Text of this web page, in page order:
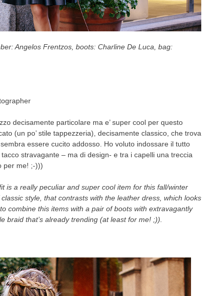
Angelos Frentzos, boots: Charline De Luca, bag:
decisamente particolare ma e’ super cool per questo
(un po’ stile tappezzeria), decisamente classico, che trova
essere cucito addosso. Ho voluto indossare il tutto
stravagante – ma di design- e tra i capelli una treccia
per me! ;-)))
is a really peculiar and super cool item for this fall/winter
style, that contrasts with the leather dress, which looks
combine this items with a pair of boots with extravagantly
braid that’s already trending (at least for me! ;)).